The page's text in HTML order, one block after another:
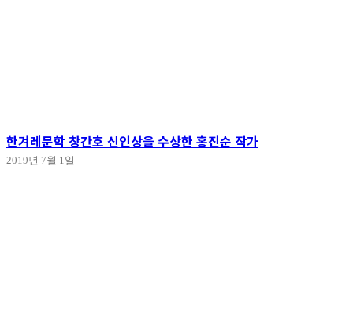
한겨레문학 창간호 신인상을 수상한 홍진순 작가
2019년 7월 1일